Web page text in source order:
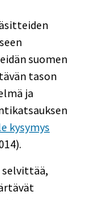
suomen
tason
ja
kysymys